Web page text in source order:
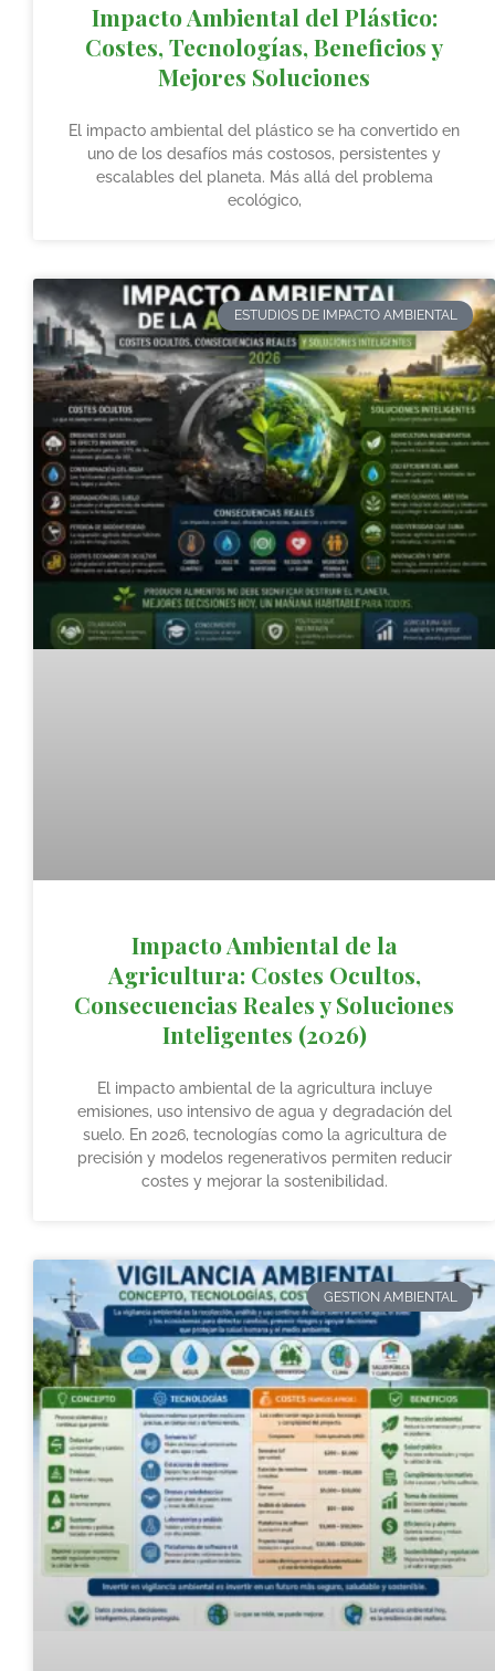
Impacto Ambiental del Plástico:
Costes, Tecnologías, Beneficios y
Mejores Soluciones
El impacto ambiental del plástico se ha convertido en
uno de los desafíos más costosos, persistentes y
escalables del planeta. Más allá del problema
ecológico,
ESTUDIOS DE IMPACTO AMBIENTAL
Impacto Ambiental de la
Agricultura: Costes Ocultos,
Consecuencias Reales y Soluciones
Inteligentes (2026)
El impacto ambiental de la agricultura incluye
emisiones, uso intensivo de agua y degradación del
suelo. En 2026, tecnologías como la agricultura de
precisión y modelos regenerativos permiten reducir
costes y mejorar la sostenibilidad.
GESTION AMBIENTAL